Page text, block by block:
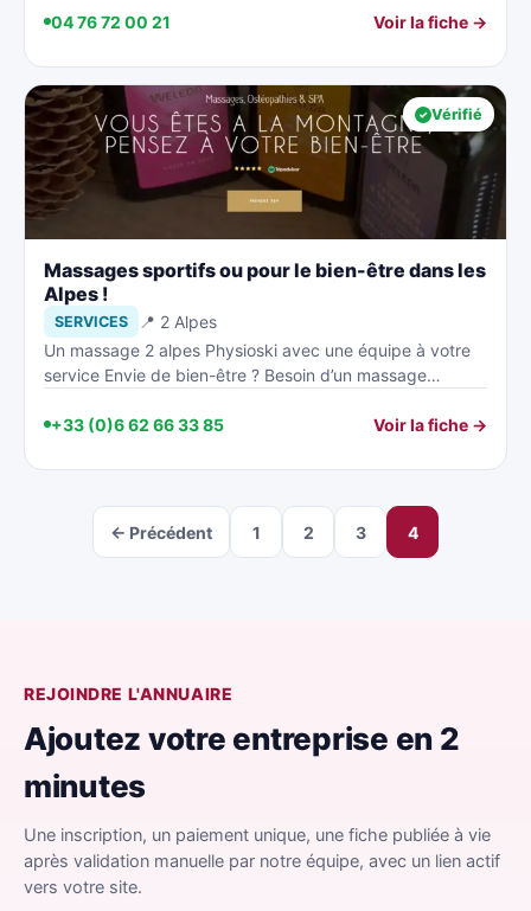
04 76 72 00 21 Voir la fiche →
Vérifié
Massages sportifs ou pour le bien-être dans les
Alpes !
SERVICES
📍 2 Alpes
Un massage 2 alpes Physioski avec une équipe à votre
service Envie de bien-être ? Besoin d’un massage…
+33 (0)6 62 66 33 85 Voir la fiche →
← Précédent 1 2 3 4
REJOINDRE L'ANNUAIRE
Ajoutez votre entreprise en 2
minutes
Une inscription, un paiement unique, une fiche publiée à vie
après validation manuelle par notre équipe, avec un lien actif
vers votre site.